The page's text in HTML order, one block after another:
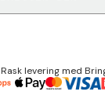
Rask levering med